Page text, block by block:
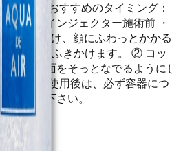
ュ］ ・おすすめのタイミング：
ルレスインジェクター施術前 ・
上に向け、顔にふわっとかかる
プッシュふきかけます。 ② コッ
く肌表面をそっとなでるように
。 ③ご使用後は、必ず容器につ
きとり下さい。